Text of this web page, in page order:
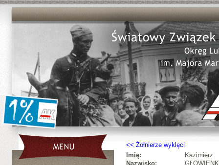
Żołnierze wyklęci
Imię:
Kazimierz
Nazwisko: